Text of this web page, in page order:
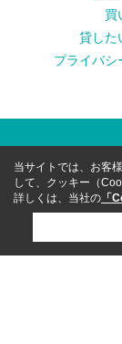
買
貸した
プライバシ
当サイトでは、お客
して、クッキー（
詳しくは、当社の 「